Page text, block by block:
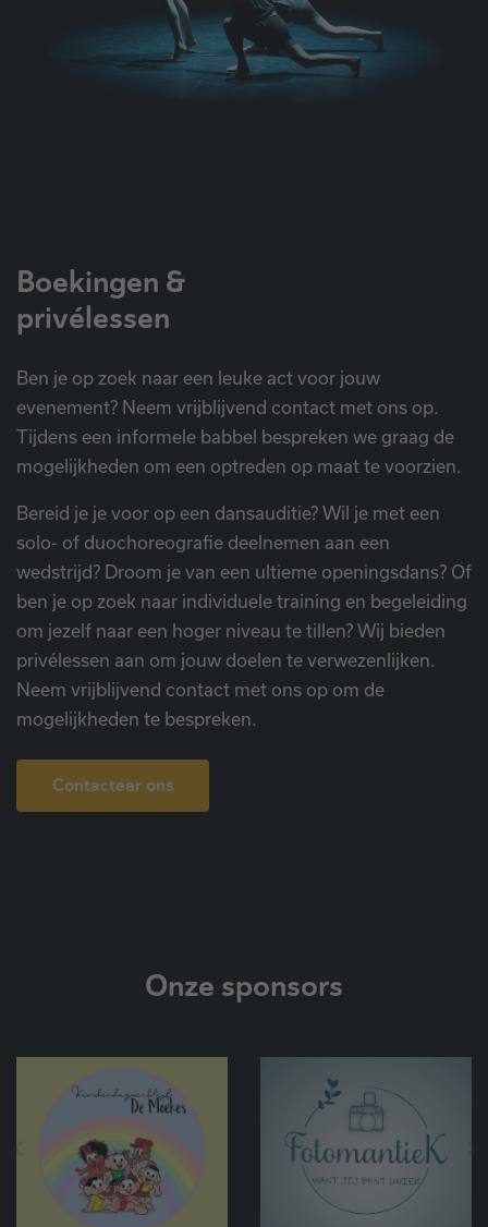
Boekingen &
privélessen
Ben je op zoek naar een leuke act voor jouw
evenement? Neem vrijblijvend contact met ons op.
Tijdens een informele babbel bespreken we graag de
mogelijkheden om een optreden op maat te voorzien.
Bereid je je voor op een dansauditie? Wil je met een
solo- of duochoreografie deelnemen aan een
wedstrijd? Droom je van een ultieme openingsdans? Of
ben je op zoek naar individuele training en begeleiding
om jezelf naar een hoger niveau te tillen? Wij bieden
privélessen aan om jouw doelen te verwezenlijken.
Neem vrijblijvend contact met ons op om de
mogelijkheden te bespreken.
Contacteer ons
Onze sponsors